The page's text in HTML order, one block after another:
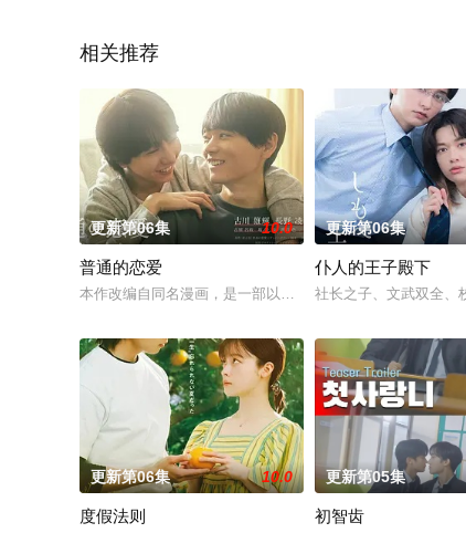
相关推荐
更新第06集 10.0
普通的恋爱
本作改编自同名漫画，是一部以处于上下级关系的文原一良
更新第06集
仆人的王子殿下
社长之子、文武双全、
更新第06集 10.0
度假法则
更新第05集
初智齿